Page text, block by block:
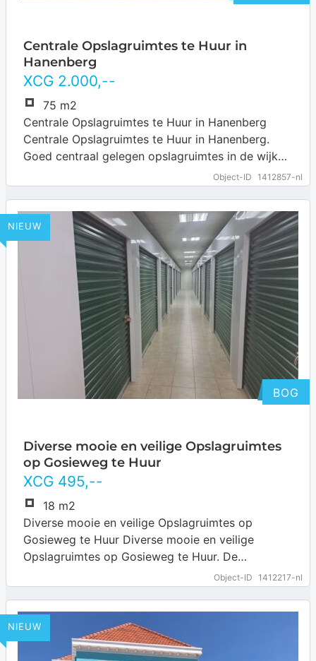
Centrale Opslagruimtes te Huur in
Hanenberg
XCG 2.000,--
Object-ID 1412857-nl
75 m2
Centrale Opslagruimtes te Huur in Hanenberg
Centrale Opslagruimtes te Huur in Hanenberg.
Goed centraal gelegen opslagruimtes in de wijk
Hanenberg te huur. Deze ruimtes van ca 75m2
bieden…… more
NIEUW
BOG
Diverse mooie en veilige Opslagruimtes
op Gosieweg te Huur
XCG 495,--
Object-ID 1412217-nl
18 m2
Diverse mooie en veilige Opslagruimtes op
Gosieweg te Huur Diverse mooie en veilige
Opslagruimtes op Gosieweg te Huur. De
opslagruimte’s zijn centaal gelegen en makkelijk
te bereiken. De…… more
NIEUW